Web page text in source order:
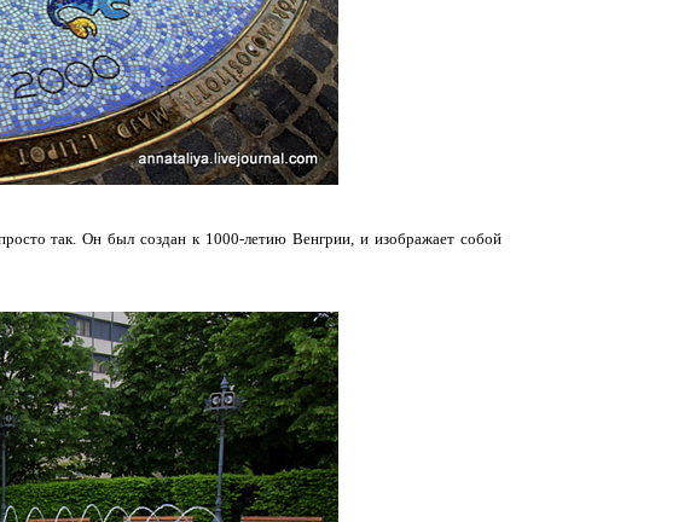
так. Он был создан к 1000-летию Венгрии, и изображает собой